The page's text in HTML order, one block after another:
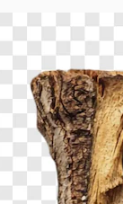
kreativa
bästa arbete. Mer
bland
och studior.